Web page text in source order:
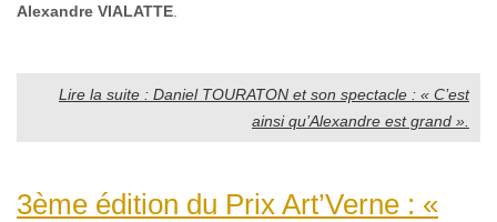
Alexandre VIALATTE
Lire la suite : Daniel TOURATON et son spectacle : « C’est
ainsi qu’Alexandre est grand ».
3ème édition du Prix Art’Verne : «